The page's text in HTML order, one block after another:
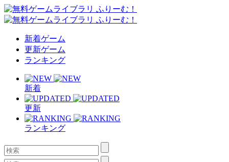
新着ゲーム
更新ゲーム
ランキング
新着
更新
ランキング